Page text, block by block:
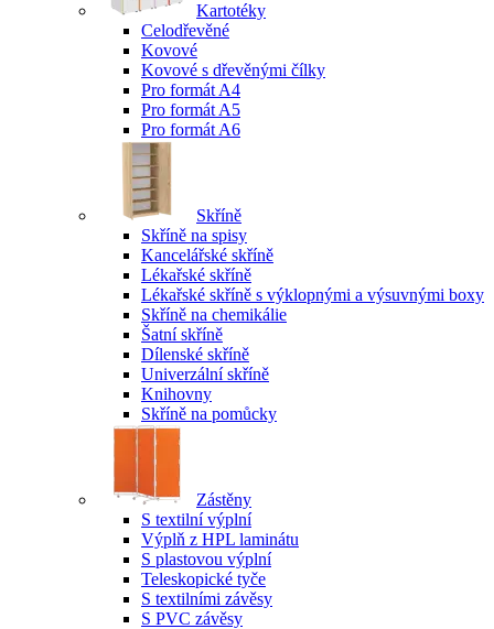
Kartotéky
Celodřevěné
Kovové
Kovové s dřevěnými čílky
Pro formát A4
Pro formát A5
Pro formát A6
Skříně
Skříně na spisy
Kancelářské skříně
Lékařské skříně
Lékařské skříně s výklopnými a výsuvnými boxy
Skříně na chemikálie
Šatní skříně
Dílenské skříně
Univerzální skříně
Knihovny
Skříně na pomůcky
Zástěny
S textilní výplní
Výplň z HPL laminátu
S plastovou výplní
Teleskopické tyče
S textilními závěsy
S PVC závěsy